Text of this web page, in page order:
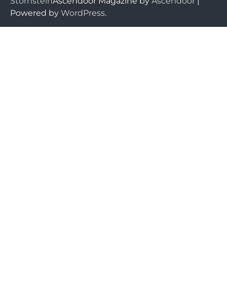
Powered by WordPress.